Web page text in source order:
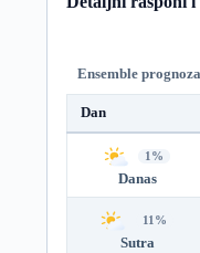
Ensemble
Dan
1%
Danas
11%
Sutra